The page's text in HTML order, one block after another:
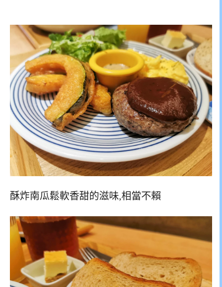
酥炸南瓜鬆軟香甜的滋味,相當不賴